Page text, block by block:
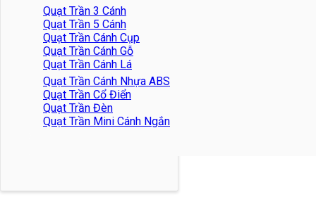
Quạt Trần 3 Cánh
Quạt Trần 5 Cánh
Quạt Trần Cánh Cụp
Quạt Trần Cánh Gỗ
Quạt Trần Cánh Lá
Quạt Trần Cánh Nhựa ABS
Quạt Trần Cổ Điển
Quạt Trần Đèn
Quạt Trần Mini Cánh Ngắn